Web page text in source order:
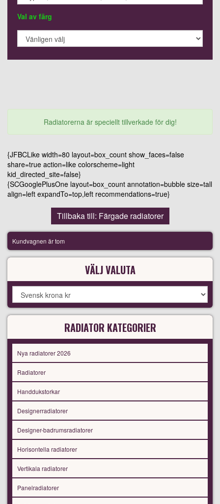
Val av färg
Radiatorerna är speciellt tillverkade för dig!
{JFBCLike width=80 layout=box_count show_faces=false
share=true action=like colorscheme=light
kid_directed_site=false}
{SCGooglePlusOne layout=box_count annotation=bubble size=tall
align=left expandTo=top,left recommendations=true}
Tillbaka till: Färgade radiatorer
Kundvagnen är tom
VÄLJ VALUTA
RADIATOR KATEGORIER
Nya radiatorer 2026
Radiatorer
Handdukstorkar
Designerradiatorer
Designer-badrumsradiatorer
Horisontella radiatorer
Vertikala radiatorer
Panelradiatorer